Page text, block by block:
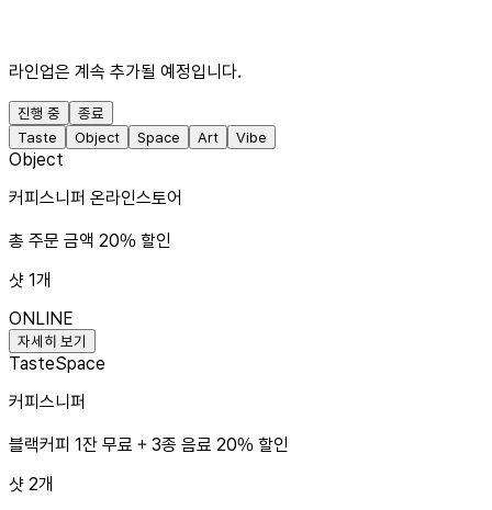
라인업은 계속 추가될 예정입니다.
진행 중
종료
Taste
Object Space Art Vibe
Object
커피스니퍼 온라인스토어
총 주문 금액 20% 할인
샷 1개
ONLINE
자세히 보기
TasteSpace
커피스니퍼
블랙커피 1잔 무료 + 3종 음료 20% 할인
샷 2개